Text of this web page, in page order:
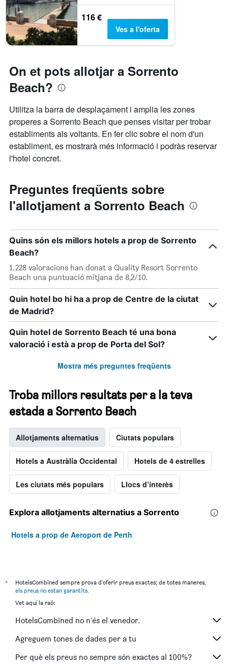
116 €
Ves a l'oferta
On et pots allotjar a Sorrento
Beach?
Utilitza la barra de desplaçament i amplia les zones
properes a Sorrento Beach que penses visitar per trobar
establiments als voltants. En fer clic sobre el nom d'un
establiment, es mostrarà més informació i podràs reservar
l'hotel concret.
Preguntes freqüents sobre
l'allotjament a Sorrento Beach
Quins són els millors hotels a prop de Sorrento
Beach?
1.228 valoracions han donat a Quality Resort Sorrento
Beach una puntuació mitjana de 8,2/10.
Quin hotel bo hi ha a prop de Centre de la ciutat
de Madrid?
Quin hotel de Sorrento Beach té una bona
valoració i està a prop de Porta del Sol?
Mostra més preguntes freqüents
Troba millors resultats per a la teva
estada a Sorrento Beach
Allotjaments alternatius Ciutats populars
Hotels a Austràlia Occidental Hotels de 4 estrelles
Les ciutats més populars Llocs d’interès
Explora allotjaments alternatius a Sorrento
Hotels a prop de Aeroport de Perth
*
HotelsCombined sempre prova d'oferir preus exactes; de totes maneres,
els preus no estan garantits.
Vet aquí la raó:
HotelsCombined no n'és el venedor.
Agreguem tones de dades per a tu
Per què els preus no sempre són exactes al 100%?